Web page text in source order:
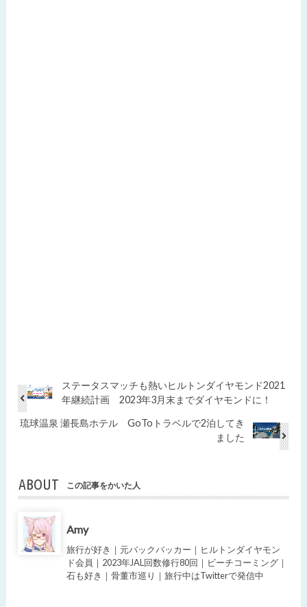
ステータスマッチも熱いヒルトンダイヤモンド2021
年継続計画 2023年3月末までダイヤモンドに！
琉球温泉 瀬長島ホテル GoToトラベルで2泊してき
ました
ABOUT この記事をかいた人
Amy
旅行が好き｜元バックパッカー｜ヒルトンダイヤモン
ド会員｜2023年JAL回数修行80回｜ビーチコーミング｜
石も好き｜骨董市巡り｜旅行中はTwitterで発信中